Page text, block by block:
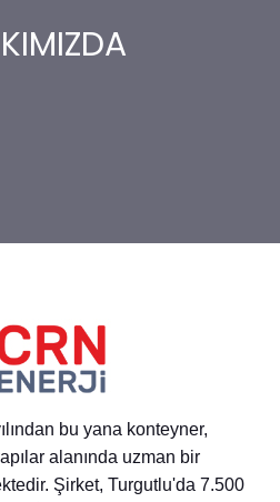
bu yana konteyner,
alanında uzman bir
Şirket, Turgutlu'da 7.500